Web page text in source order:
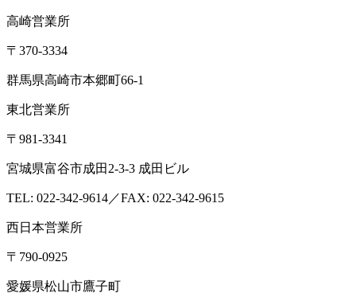
高崎営業所
〒370-3334
群馬県高崎市本郷町66-1
東北営業所
〒981-3341
宮城県富谷市成田2-3-3 成田ビル
TEL: 022-342-9614／FAX: 022-342-9615
西日本営業所
〒790-0925
愛媛県松山市鷹子町